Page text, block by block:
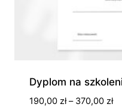
Dyplom na
190,00 zł – 370,00 zł